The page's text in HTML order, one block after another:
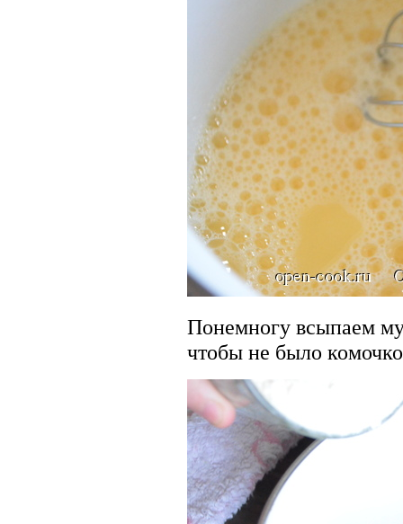
Понемногу всыпаем
чтобы не было